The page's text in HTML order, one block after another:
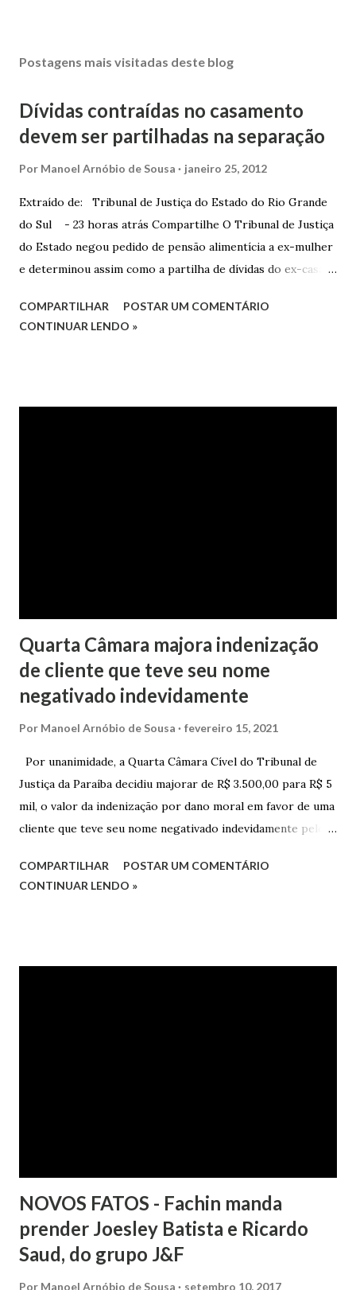
Postagens mais visitadas deste blog
Dívidas contraídas no casamento
devem ser partilhadas na separação
Por Manoel Arnóbio de Sousa janeiro 25, 2012
Extraído de: Tribunal de Justiça do Estado do Rio Grande
do Sul - 23 horas atrás Compartilhe O Tribunal de Justiça
do Estado negou pedido de pensão alimentícia a ex-mulher
e determinou assim como a partilha de dívidas do ex-casal,
Juízo do 1º Grau concedeu o pedido. A decisão foi
COMPARTILHAR
POSTAR UM COMENTÁRIO
CONTINUAR LENDO »
Quarta Câmara majora indenização
de cliente que teve seu nome
negativado indevidamente
Por Manoel Arnóbio de Sousa fevereiro 15, 2021
Por unanimidade, a Quarta Câmara Cível do Tribunal de
Justiça da Paraíba decidiu majorar de R$ 3.500,00 para R$ 5
mil, o valor da indenização por dano moral em favor de uma
cliente que teve seu nome negativado indevidamente pelo
da Apelação Cível nº 0001177-62.2013.8.15.0741, que teve a
COMPARTILHAR
POSTAR UM COMENTÁRIO
CONTINUAR LENDO »
NOVOS FATOS - Fachin manda
prender Joesley Batista e Ricardo
Saud, do grupo J&F
Por Manoel Arnóbio de Sousa setembro 10, 2017